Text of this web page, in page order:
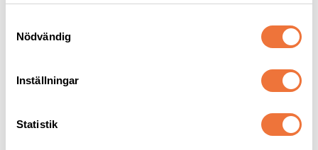
Nödvändig
Inställningar
Statistik
29kr 29kr